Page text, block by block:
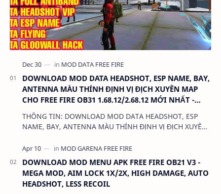
DOWNLOAD MOD DATA HEADSHOT, ESP NAME, BAY,
ANTENNA MÀU THÍNH ĐỊNH VỊ ĐỊCH XUYÊN MAP
CHO FREE FIRE OB31 1.68.12/2.68.12 MỚI NHẤT -
KHÔNG KHÓA NICK
THÔNG TIN: DOWNLOAD MOD DATA HEADSHOT, ESP
NAME, BAY, ANTENNA MÀU THÍNH ĐỊNH VỊ ĐỊCH XUYÊN
KHÔN…
DOWNLOAD MOD MENU APK FREE FIRE OB21 V3 -
MEGA MOD, AIM LOCK 1X/2X, HIGH DAMAGE, AUTO
HEADSHOT, LESS RECOIL